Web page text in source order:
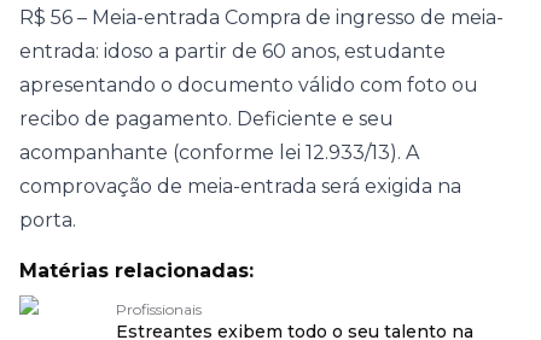
R$ 56 – Meia-entrada Compra de ingresso de meia-
entrada: idoso a partir de 60 anos, estudante
apresentando o documento válido com foto ou
recibo de pagamento. Deficiente e seu
acompanhante (conforme lei 12.933/13). A
comprovação de meia-entrada será exigida na
porta.
Matérias relacionadas:
Profissionais
Estreantes exibem todo o seu talento na